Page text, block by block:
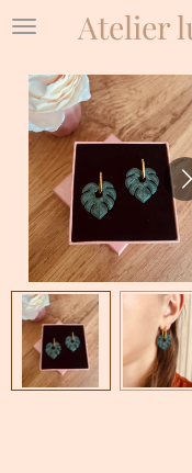
Passer
principal
Atelier